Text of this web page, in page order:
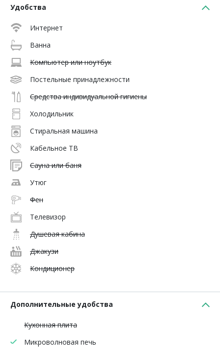
Удобства
Интернет
Ванна
Компьютер или ноутбук
Постельные принадлежности
Средства индивидуальной гигиены
Холодильник
Стиральная машина
Кабельное ТВ
Сауна или баня
Утюг
Фен
Телевизор
Душевая кабина
Джакузи
Кондиционер
Дополнительные удобства
Кухонная плита
Микроволновая печь